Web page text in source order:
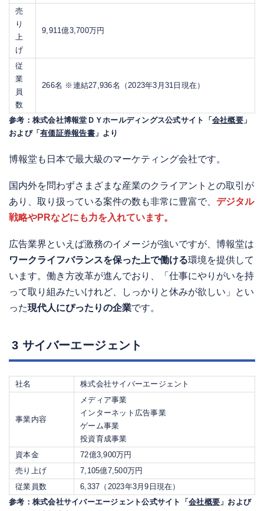
売
り
上
げ
9,911億3,700万円
従
業
員
数
266名 ※連結27,936名（2023年3月31日現在）
参考：株式会社博報堂ＤＹホールディングス公式サイト「会社概要」
および「有価証券報告書」より
博報堂も日本で最大級のマーケティング会社です。
国内外を問わずさまざまな産業のクライアントとの取引が
あり、取り扱っている案件の数も非常に豊富で、 デジタル
戦略やPRなどにも力を入れています。
広告業界といえば激務のイメージが強いですが、博報堂は
ワークライフバランスを保った上で働ける環境を提供して
います。働き方改革が進んでおり、「仕事にやりがいを持
って取り組みたいけれど、しっかりと休みが欲しい」とい
った現代人にぴったりの企業です。
3 サイバーエージェント
社名 株式会社サイバーエージェント
事業内容
メディア事業
インターネット広告事業
ゲーム事業
投資育成事業
資本金
72億3,900万円
売り上げ
7,105億7,500万円
従業員数
6,337（2023年3月9日現在）
参考：株式会社サイバーエージェント公式サイト「会社概要 」および